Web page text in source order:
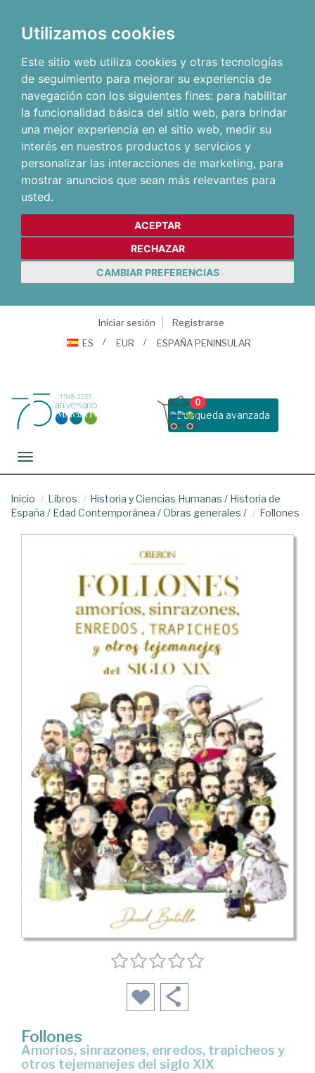
Utilizamos cookies
Este sitio web utiliza cookies y otras tecnologías
de seguimiento para mejorar su experiencia de
navegación con los siguientes fines: para habilitar
la funcionalidad básica del sitio web, para brindar
una mejor experiencia en el sitio web, medir su
interés en nuestros productos y servicios y
personalizar las interacciones de marketing, para
mostrar anuncios que sean más relevantes para
usted.
ACEPTAR
RECHAZAR
CAMBIAR PREFERENCIAS
Iniciar sesión
Registrarse
ES
EUR ESPAÑA PENINSULAR
Busqueda avanzada
0
Toggle navigation
Inicio Libros Historia y Ciencias Humanas / Historia de
España / Edad Contemporánea /Obras generales / Follones
Follones
amoríos, sinrazones, enredos, trapicheos y
otros tejemanejes del siglo XIX